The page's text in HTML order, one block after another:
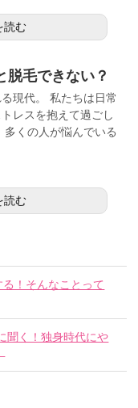
読む
脱毛できない？
現代。 私たちは日常
レスを抱えて過ごし
くの人が悩んでいる
読む
！そんなことって
聞く！独身時代にや